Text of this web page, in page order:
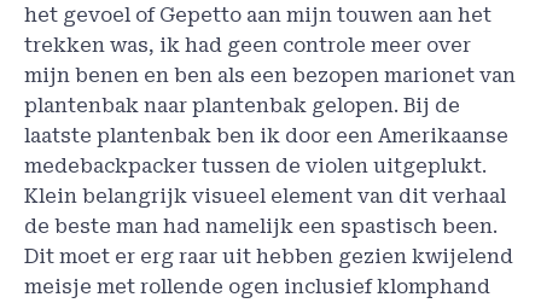
het gevoel of Gepetto aan mijn touwen aan het
trekken was, ik had geen controle meer over
mijn benen en ben als een bezopen marionet van
plantenbak naar plantenbak gelopen. Bij de
laatste plantenbak ben ik door een Amerikaanse
medebackpacker tussen de violen uitgeplukt.
Klein belangrijk visueel element van dit verhaal
de beste man had namelijk een spastisch been.
Dit moet er erg raar uit hebben gezien kwijelend
meisje met rollende ogen inclusief klomphand